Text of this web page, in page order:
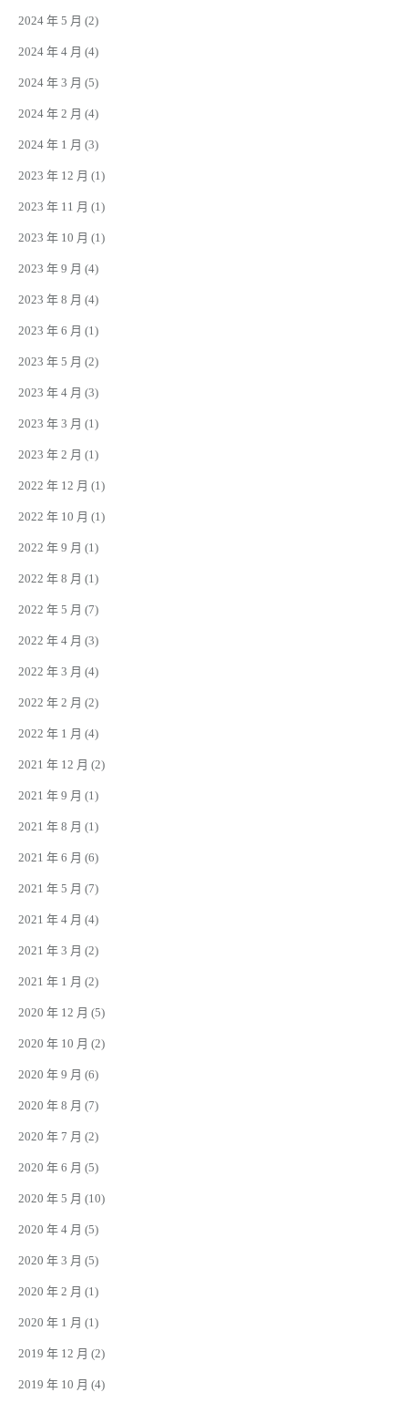
2024 年 5 月 (2)
2024 年 4 月 (4)
2024 年 3 月 (5)
2024 年 2 月 (4)
2024 年 1 月 (3)
2023 年 12 月 (1)
2023 年 11 月 (1)
2023 年 10 月 (1)
2023 年 9 月 (4)
2023 年 8 月 (4)
2023 年 6 月 (1)
2023 年 5 月 (2)
2023 年 4 月 (3)
2023 年 3 月 (1)
2023 年 2 月 (1)
2022 年 12 月 (1)
2022 年 10 月 (1)
2022 年 9 月 (1)
2022 年 8 月 (1)
2022 年 5 月 (7)
2022 年 4 月 (3)
2022 年 3 月 (4)
2022 年 2 月 (2)
2022 年 1 月 (4)
2021 年 12 月 (2)
2021 年 9 月 (1)
2021 年 8 月 (1)
2021 年 6 月 (6)
2021 年 5 月 (7)
2021 年 4 月 (4)
2021 年 3 月 (2)
2021 年 1 月 (2)
2020 年 12 月 (5)
2020 年 10 月 (2)
2020 年 9 月 (6)
2020 年 8 月 (7)
2020 年 7 月 (2)
2020 年 6 月 (5)
2020 年 5 月 (10)
2020 年 4 月 (5)
2020 年 3 月 (5)
2020 年 2 月 (1)
2020 年 1 月 (1)
2019 年 12 月 (2)
2019 年 10 月 (4)